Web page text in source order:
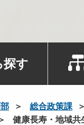
探す
総合政策課
健康長寿・地域共